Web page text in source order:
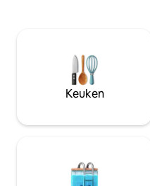
eetkamer en woonkamer.
genieten van gratis wifi,
parkeergelegenheid,
aan het strand. - 24/7
Keuken